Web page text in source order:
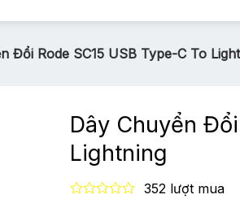
Đổi Rode SC15 USB Type-C To
Dây Chuyển
Lightning
352 lượt mua